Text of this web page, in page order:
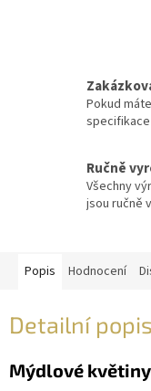
Pokud
Ručně
Všechny
jsou ručně
Popis Hodnocení
Detailní
Mýdlové květiny